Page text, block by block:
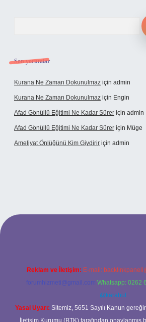
Son yorumlar
Kurana Ne Zaman Dokunulmaz için admin
Kurana Ne Zaman Dokunulmaz için Engin
Afad Gönüllü Eğitimi Ne Kadar Sürer için admin
Afad Gönüllü Eğitimi Ne Kadar Sürer için Müge
Ameliyat Önlüğünü Kim Giydirir için admin
güncel giriş
Reklam ve İletişim: E-mail:
forumhizmeti@gmail.com Whatsapp: 0262
@karabul
Yasal Uyarı: Sitemiz, 5651 Sayılı Kanun
İletişim Kurumu (BTK) tarafından onaylanmış